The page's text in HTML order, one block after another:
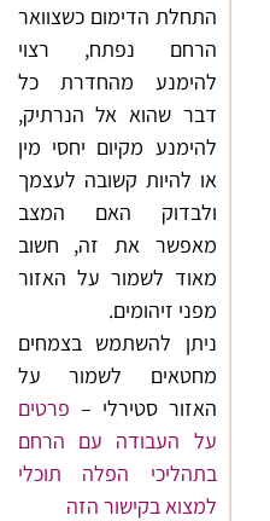
התחלת הדימום כשצוואר
הרחם נפתח, רצוי
להימנע מהחדרת כל
דבר שהוא אל הנרתיק,
להימנע מקיום יחסי מין
או להיות קשובה לעצמך
ולבדוק האם המצב
מאפשר את זה, חשוב
מאוד לשמור על האזור
מפני זיהומים.
ניתן להשתמש בצמחים
מחטאים לשמור על
האזור סטירלי – פרטים
על העבודה עם הרחם
בתהליכי הפלה תוכלי
למצוא בקישור הזה